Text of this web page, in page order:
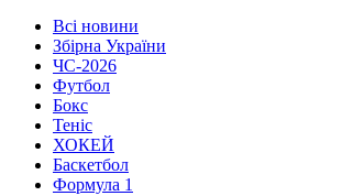
Всі новини
Збірна України
ЧС-2026
Футбол
Бокс
Теніс
ХОКЕЙ
Баскетбол
Формула 1